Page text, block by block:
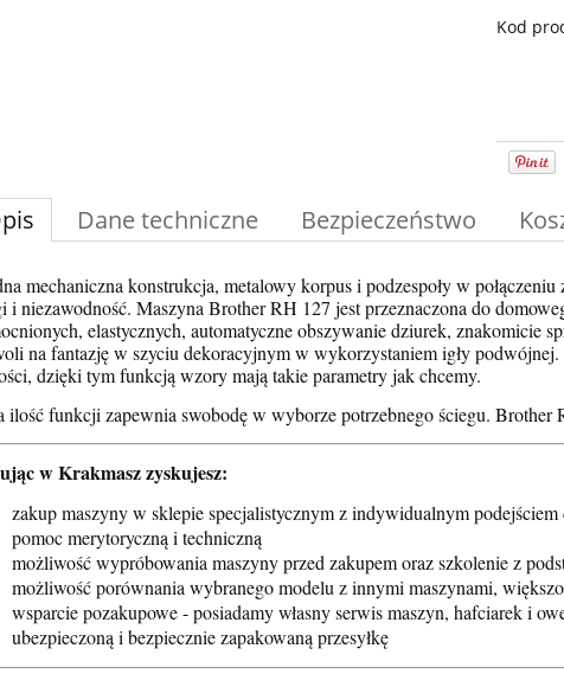
Kod
Dane techniczne Bezpieczeństwo
mechaniczna konstrukcja, metalowy korpus i podzespoły w
i niezawodność. Maszyna Brother RH 127 jest przeznaczona do
elastycznych, automatyczne obszywanie dziurek, znakomicie
na fantazję w szyciu dekoracyjnym w wykorzystaniem igły
dzięki tym funkcją wzory mają takie parametry jak chcemy.
ilość funkcji zapewnia swobodę w wyborze potrzebnego ściegu.
w Krakmasz zyskujesz:
zakup maszyny w sklepie specjalistycznym z indywidualnym
pomoc merytoryczną i techniczną
możliwość wypróbowania maszyny przed zakupem oraz szkolenie z
możliwość porównania wybranego modelu z innymi maszynami,
wsparcie pozakupowe - posiadamy własny serwis maszyn, hafciarek i
ubezpieczoną i bezpiecznie zapakowaną przesyłkę